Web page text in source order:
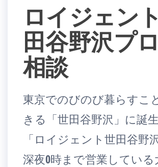
ロイジェン
田谷野沢プ
相談
東京でのびのび暮らすこ
きる「世田谷野沢」に誕
「ロイジェント世田谷野沢
深夜0時まで営業している